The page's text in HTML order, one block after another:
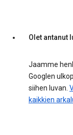
Olet antanut
Jaamme
Googlen
siihen luvan.
kaikkien